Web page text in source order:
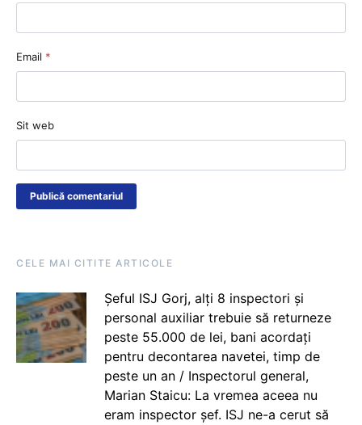
Email *
Sit web
CELE MAI CITITE ARTICOLE
Șeful ISJ Gorj, alți 8 inspectori și
personal auxiliar trebuie să returneze
peste 55.000 de lei, bani acordați
pentru decontarea navetei, timp de
peste un an / Inspectorul general,
Marian Staicu: La vremea aceea nu
eram inspector șef. ISJ ne-a cerut să